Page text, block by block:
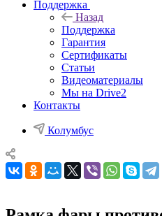
Поддержка
Назад
Поддержка
Гарантия
Сертификаты
Статьи
Видеоматериалы
Мы на Drive2
Контакты
Колумбус